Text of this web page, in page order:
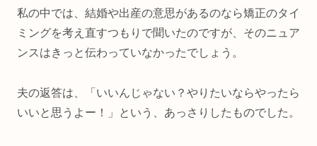
私の中では、結婚や出産の意思があるのなら矯正のタイ
ミングを考え直すつもりで聞いたのですが、そのニュア
ンスはきっと伝わっていなかったでしょう。
夫の返答は、「いいんじゃない？やりたいならやったら
いいと思うよー！」という、あっさりしたものでした。